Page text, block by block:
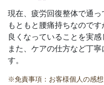
現在、疲労回復整体で通っ
もともと腰痛持ちなのです
良くなっていることを実感
また、ケアの仕方など丁
す。
※免責事項：お客様個人の感